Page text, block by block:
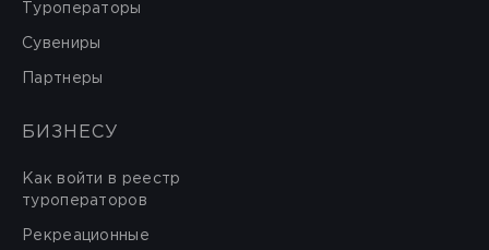
Туроператоры
Сувениры
Партнеры
БИЗНЕСУ
Как войти в реестр
туроператоров
Рекреационные